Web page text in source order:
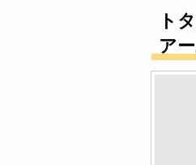
ト
ア